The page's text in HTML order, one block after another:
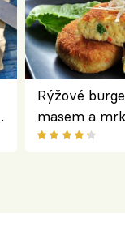
Rýžové
masem a
salátem –